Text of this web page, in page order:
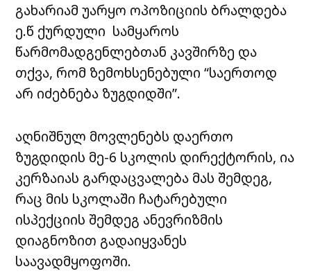
გახარიამ უარყო ოპოზიციის ბრალდება
ე.წ ქურდული სამყაროს
წარმომადგენლებთან კავშირზე და
თქვა, რომ ზემოხსენებული “საერთოდ
არ იძებნება ზუგდიდში”.
აღნიშნულ მოვლენებს დაერთო
ზუგდიდის მე-6 სკოლის დირექტორის, ია
კერზაიას გარდაცვალება მას შემდეგ,
რაც მის სკოლაში ჩატარებული
ისპექციის შემდეგ ანევრიზმის
დიაგნოზით გადაიყვანეს
საავადმყოფოში.